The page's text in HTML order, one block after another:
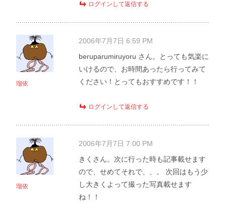
ログインして返信する
瑠依
2006年7月7日 6:59 PM
beruparumiruyoru さん。とっても気楽に
いけるので、お時間あったら行ってみて
ください！とってもおすすめです！！
ログインして返信する
瑠依
2006年7月7日 7:00 PM
きくさん。次に行った時も記事載せます
ので、せめてそれで、、。 次回はもう少
し大きくよって撮った写真載せます
ね！！